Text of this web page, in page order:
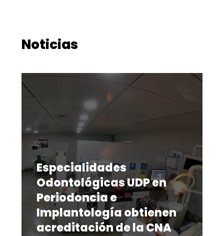
Noticias
Especialidades
Odontológicas UDP en
Periodoncia e
Implantología obtienen
acreditación de la CNA